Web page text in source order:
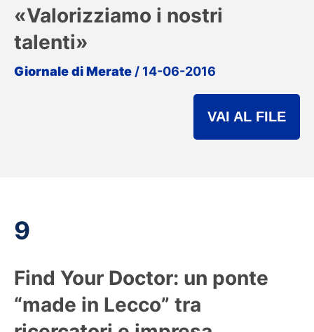
«Valorizziamo i nostri
talenti»
Giornale di Merate / 14-06-2016
VAI AL FILE
9
Find Your Doctor: un ponte
“made in Lecco” tra